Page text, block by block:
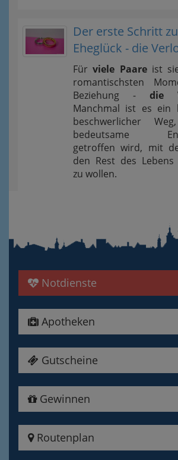
Der erste Schritt
Eheglück - die
Fürviele Paareist
romantischsten
Beziehung - die
Manchmal ist es ein
beschwerlicher
bedeutsame
getroffen wird, mit
den Rest des Lebens
zu wollen.
Notdienste
Apotheken
Gutscheine
Gewinnen
Routenplan